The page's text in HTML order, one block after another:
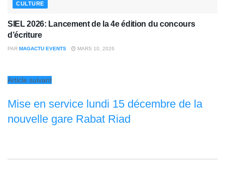
CULTURE
SIEL 2026: Lancement de la 4e édition du concours
d’écriture
PAR MAGACTU EVENTS MARS 10, 2026
Article suivant
Mise en service lundi 15 décembre de la
nouvelle gare Rabat Riad